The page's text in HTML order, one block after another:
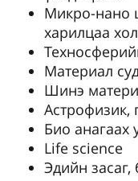
Микро-нано
харилцаа
Материал
Шинэ
Био анагаах
Life science
Эдийн засаг,